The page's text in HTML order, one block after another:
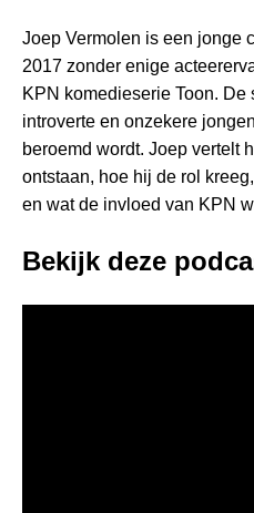
Joep Vermolen is een jonge
2017 zonder enige
KPN komedieserie Toon. De
introverte en onzekere
beroemd wordt. Joep vertelt
ontstaan, hoe hij de rol
en wat de invloed van KPN
Bekijk deze